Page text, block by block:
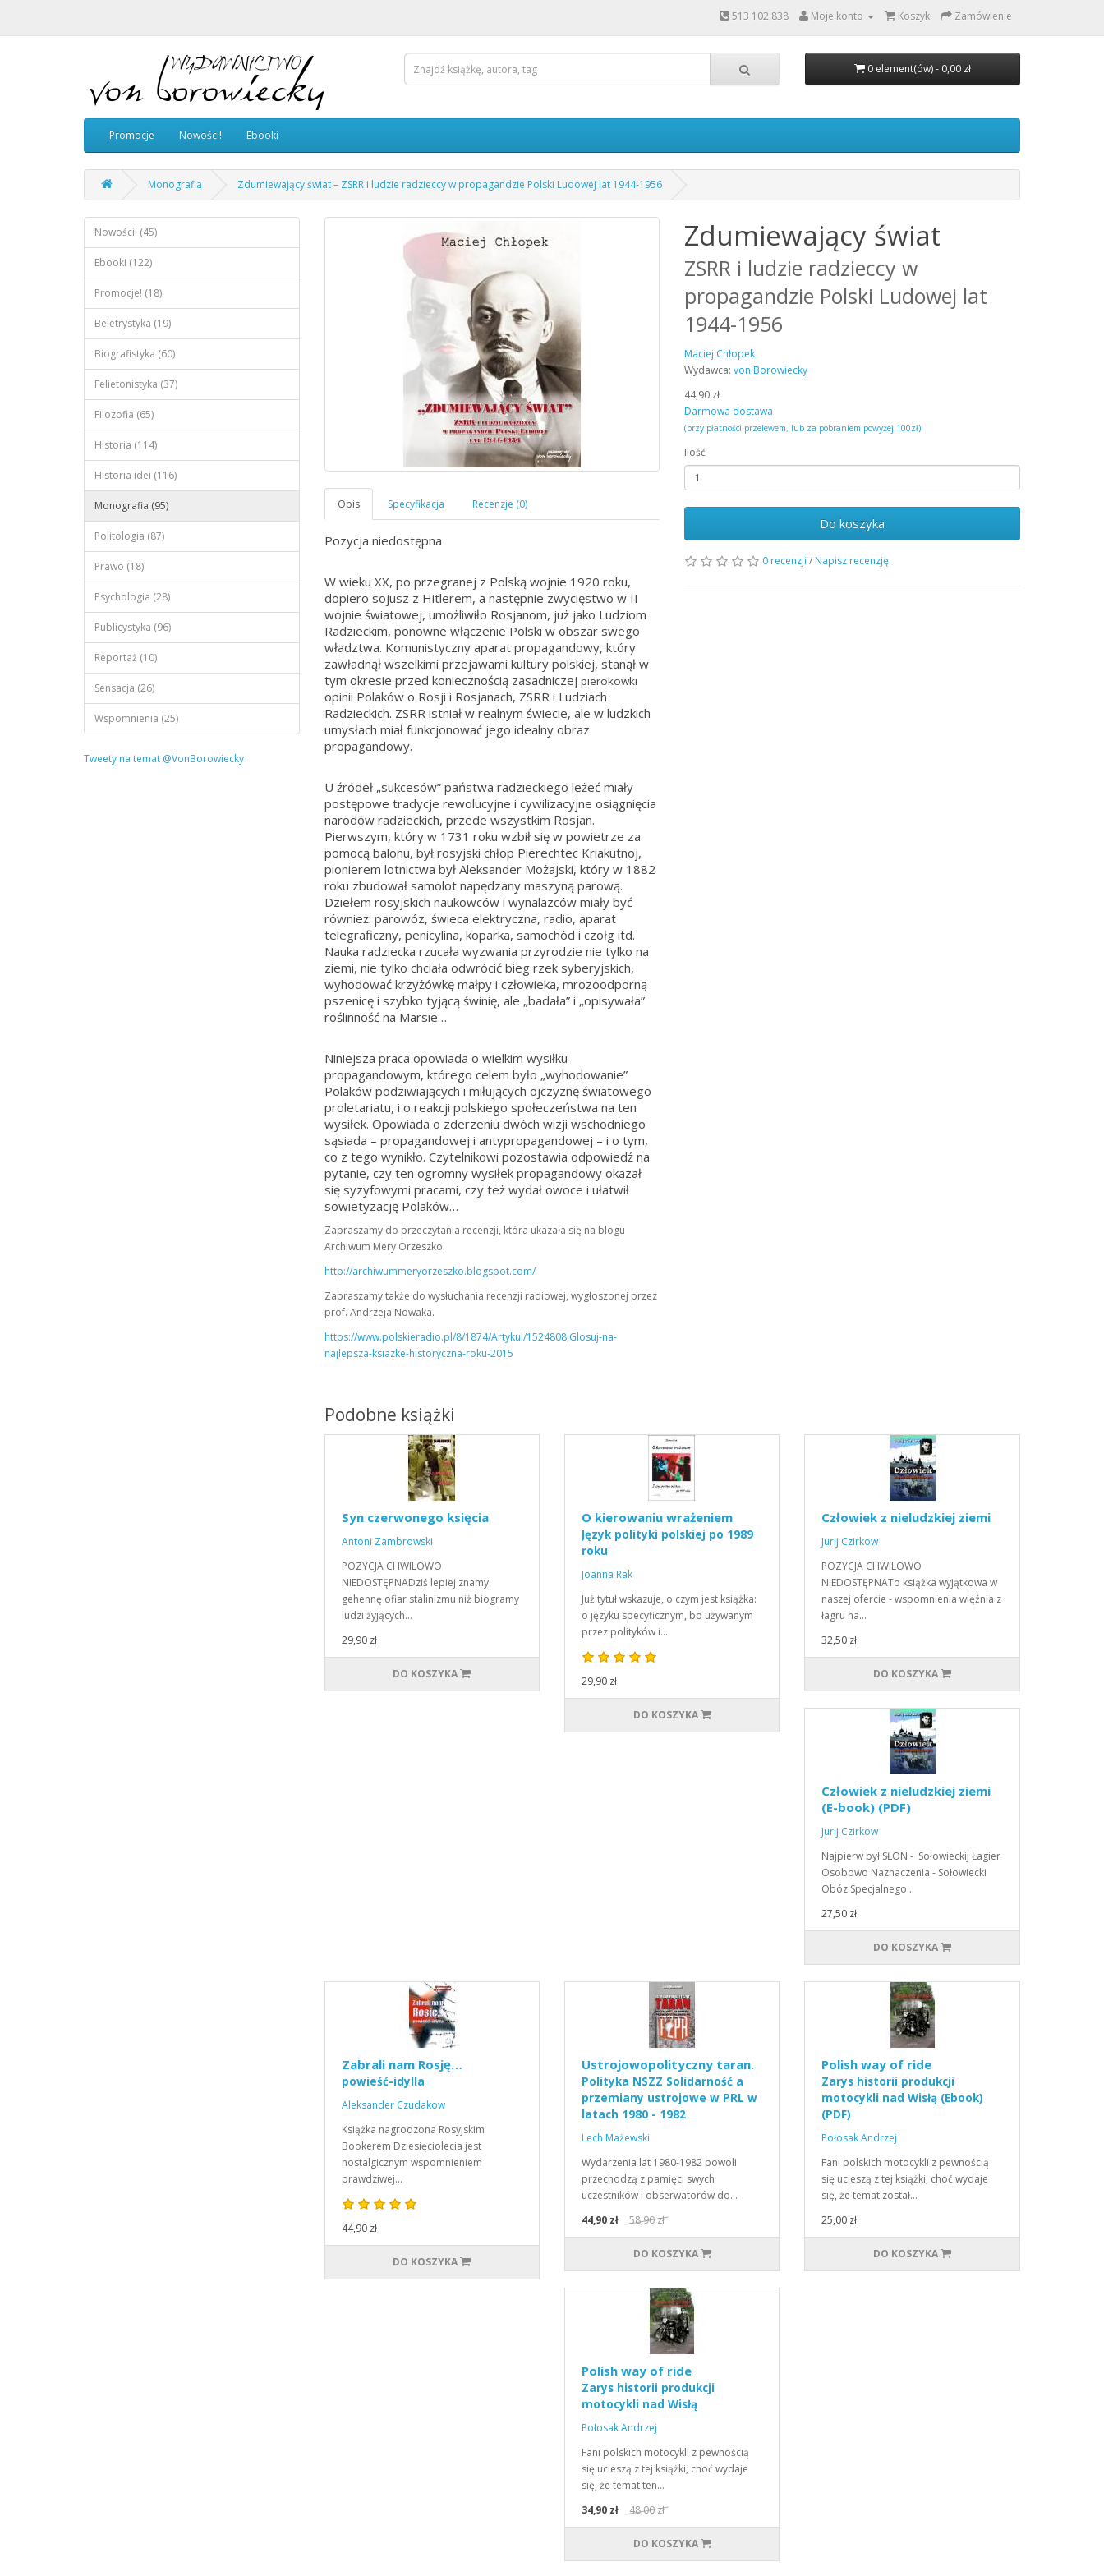
513 102 838 Moje konto Koszyk Zamówienie
0 element(ów) - 0,00 zł
Promocje Nowości! Ebooki
Monografia Zdumiewający świat – ZSRR i ludzie radzieccy w propagandzie Polski Ludowej lat 1944-1956
Nowości! (45)
Ebooki (122)
Promocje! (18)
Beletrystyka (19)
Biografistyka (60)
Felietonistyka (37)
Filozofia (65)
Historia (114)
Historia idei (116)
Monografia (95)
Politologia (87)
Prawo (18)
Psychologia (28)
Publicystyka (96)
Reportaż (10)
Sensacja (26)
Wspomnienia (25)
Tweety na temat @VonBorowiecky
Pozycja niedostępna
W wieku XX, po przegranej z Polską wojnie 1920 roku,
dopiero sojusz z Hitlerem, a następnie zwycięstwo w II
wojnie światowej, umożliwiło Rosjanom, już jako Ludziom
Radzieckim, ponowne włączenie Polski w obszar swego
władztwa. Komunistyczny aparat propagandowy, który
zawładnął wszelkimi przejawami kultury polskiej, stanął w
tym okresie przed koniecznością zasadniczej pierokowki
opinii Polaków o Rosji i Rosjanach, ZSRR i Ludziach
Radzieckich. ZSRR istniał w realnym świecie, ale w ludzkich
umysłach miał funkcjonować jego idealny obraz
propagandowy.
U źródeł „sukcesów” państwa radzieckiego leżeć miały
postępowe tradycje rewolucyjne i cywilizacyjne osiągnięcia
narodów radzieckich, przede wszystkim Rosjan.
Pierwszym, który w 1731 roku wzbił się w powietrze za
pomocą balonu, był rosyjski chłop Pierechtec Kriakutnoj,
pionierem lotnictwa był Aleksander Możajski, który w 1882
roku zbudował samolot napędzany maszyną parową.
Dziełem rosyjskich naukowców i wynalazców miały być
również: parowóz, świeca elektryczna, radio, aparat
telegraficzny, penicylina, koparka, samochód i czołg itd.
Nauka radziecka rzucała wyzwania przyrodzie nie tylko na
ziemi, nie tylko chciała odwrócić bieg rzek syberyjskich,
wyhodować krzyżówkę małpy i człowieka, mrozoodporną
pszenicę i szybko tyjącą świnię, ale „badała” i „opisywała”
roślinność na Marsie…
Niniejsza praca opowiada o wielkim wysiłku
propagandowym, którego celem było „wyhodowanie”
Polaków podziwiających i miłujących ojczyznę światowego
proletariatu, i o reakcji polskiego społeczeństwa na ten
wysiłek. Opowiada o zderzeniu dwóch wizji wschodniego
sąsiada – propagandowej i antypropagandowej – i o tym,
co z tego wynikło. Czytelnikowi pozostawia odpowiedź na
pytanie, czy ten ogromny wysiłek propagandowy okazał
się syzyfowymi pracami, czy też wydał owoce i ułatwił
sowietyzację Polaków…
Zapraszamy do przeczytania recenzji, która ukazała się na blogu
Archiwum Mery Orzeszko.
http://archiwummeryorzeszko.blogspot.com/
Zapraszamy także do wysłuchania recenzji radiowej, wygłoszonej przez
prof. Andrzeja Nowaka.
https://www.polskieradio.pl/8/1874/Artykul/1524808,Glosuj-na-
najlepsza-ksiazke-historyczna-roku-2015
Zdumiewający świat
ZSRR i ludzie radzieccy w
propagandzie Polski Ludowej lat
1944-1956
Maciej Chłopek
Wydawca:von Borowiecky
44,90 zł
Darmowa dostawa
(przy płatności przelewem, lub za pobraniem powyżej 100zł)
Ilość
Do koszyka
0 recenzji / Napisz recenzję
Podobne książki
Syn czerwonego księcia
Antoni Zambrowski
POZYCJA CHWILOWO
NIEDOSTĘPNADziś lepiej znamy
gehennę ofiar stalinizmu niż biogramy
ludzi żyjących…
29,90 zł
DO KOSZYKA
O kierowaniu wrażeniem
Język polityki polskiej po 1989
roku
Joanna Rak
Już tytuł wskazuje, o czym jest książka:
o języku specyficznym, bo używanym
przez polityków i…
29,90 zł
DO KOSZYKA
Człowiek z nieludzkiej ziemi
Jurij Czirkow
POZYCJA CHWILOWO
NIEDOSTĘPNATo książka wyjątkowa w
naszej ofercie - wspomnienia więźnia z
łagru na…
32,50 zł
DO KOSZYKA
Człowiek z nieludzkiej ziemi
(E-book) (PDF)
Jurij Czirkow
Najpierw był SŁON - Sołowieckij Łagier
Osobowo Naznaczenia - Sołowiecki
Obóz Specjalnego…
27,50 zł
DO KOSZYKA
Zabrali nam Rosję…
powieść-idylla
Aleksander Czudakow
Książka nagrodzona Rosyjskim
Bookerem Dziesięciolecia jest
nostalgicznym wspomnieniem
prawdziwej…
44,90 zł
DO KOSZYKA
Ustrojowopolityczny taran.
Polityka NSZZ Solidarność a
przemiany ustrojowe w PRL w
latach 1980 - 1982
Lech Mażewski
Wydarzenia lat 1980-1982 powoli
przechodzą z pamięci swych
uczestników i obserwatorów do…
44,90 zł
58,90 zł
DO KOSZYKA
Polish way of ride
Zarys historii produkcji
motocykli nad Wisłą (Ebook)
(PDF)
Połosak Andrzej
Fani polskich motocykli z pewnością
się ucieszą z tej książki, choć wydaje
się, że temat został…
25,00 zł
DO KOSZYKA
Polish way of ride
Zarys historii produkcji
motocykli nad Wisłą
Połosak Andrzej
Fani polskich motocykli z pewnością
się ucieszą z tej książki, choć wydaje
się, że temat ten…
34,90 zł
48,00 zł
DO KOSZYKA